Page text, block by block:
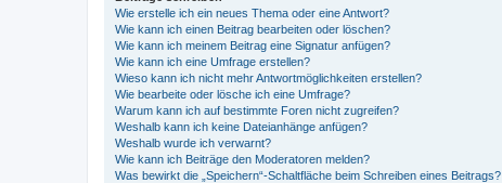
Wie erstelle ich ein neues Thema oder eine Antwort?
Wie kann ich einen Beitrag bearbeiten oder löschen?
Wie kann ich meinem Beitrag eine Signatur anfügen?
Wie kann ich eine Umfrage erstellen?
Wieso kann ich nicht mehr Antwortmöglichkeiten erstellen?
Wie bearbeite oder lösche ich eine Umfrage?
Warum kann ich auf bestimmte Foren nicht zugreifen?
Weshalb kann ich keine Dateianhänge anfügen?
Weshalb wurde ich verwarnt?
Wie kann ich Beiträge den Moderatoren melden?
Was bewirkt die „Speichern“-Schaltfläche beim Schreiben eines Beitrags?